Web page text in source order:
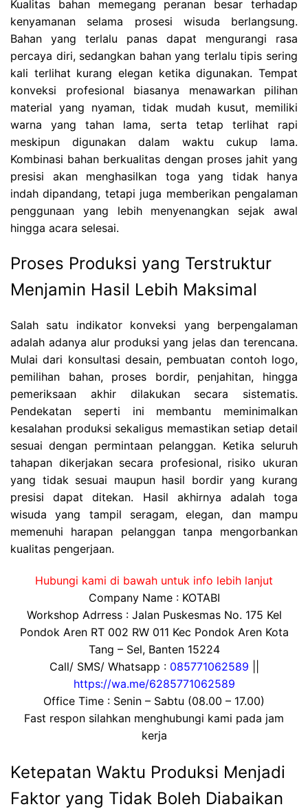
Kualitas bahan memegang peranan besar terhadap
kenyamanan selama prosesi wisuda berlangsung.
Bahan yang terlalu panas dapat mengurangi rasa
percaya diri, sedangkan bahan yang terlalu tipis sering
kali terlihat kurang elegan ketika digunakan. Tempat
konveksi profesional biasanya menawarkan pilihan
material yang nyaman, tidak mudah kusut, memiliki
warna yang tahan lama, serta tetap terlihat rapi
meskipun digunakan dalam waktu cukup lama.
Kombinasi bahan berkualitas dengan proses jahit yang
presisi akan menghasilkan toga yang tidak hanya
indah dipandang, tetapi juga memberikan pengalaman
penggunaan yang lebih menyenangkan sejak awal
hingga acara selesai.
Proses Produksi yang Terstruktur
Menjamin Hasil Lebih Maksimal
Salah satu indikator konveksi yang berpengalaman
adalah adanya alur produksi yang jelas dan terencana.
Mulai dari konsultasi desain, pembuatan contoh logo,
pemilihan bahan, proses bordir, penjahitan, hingga
pemeriksaan akhir dilakukan secara sistematis.
Pendekatan seperti ini membantu meminimalkan
kesalahan produksi sekaligus memastikan setiap detail
sesuai dengan permintaan pelanggan. Ketika seluruh
tahapan dikerjakan secara profesional, risiko ukuran
yang tidak sesuai maupun hasil bordir yang kurang
presisi dapat ditekan. Hasil akhirnya adalah toga
wisuda yang tampil seragam, elegan, dan mampu
memenuhi harapan pelanggan tanpa mengorbankan
kualitas pengerjaan.
Hubungi kami di bawah untuk info lebih lanjut
Company Name : KOTABI
Workshop Adrress : Jalan Puskesmas No. 175 Kel
Pondok Aren RT 002 RW 011 Kec Pondok Aren Kota
Tang – Sel, Banten 15224
Call/ SMS/ Whatsapp : 085771062589
https://wa.me/6285771062589
Office Time : Senin – Sabtu (08.00 – 17.00)
Fast respon silahkan menghubungi kami pada jam
kerja
Ketepatan Waktu Produksi Menjadi
Faktor yang Tidak Boleh Diabaikan